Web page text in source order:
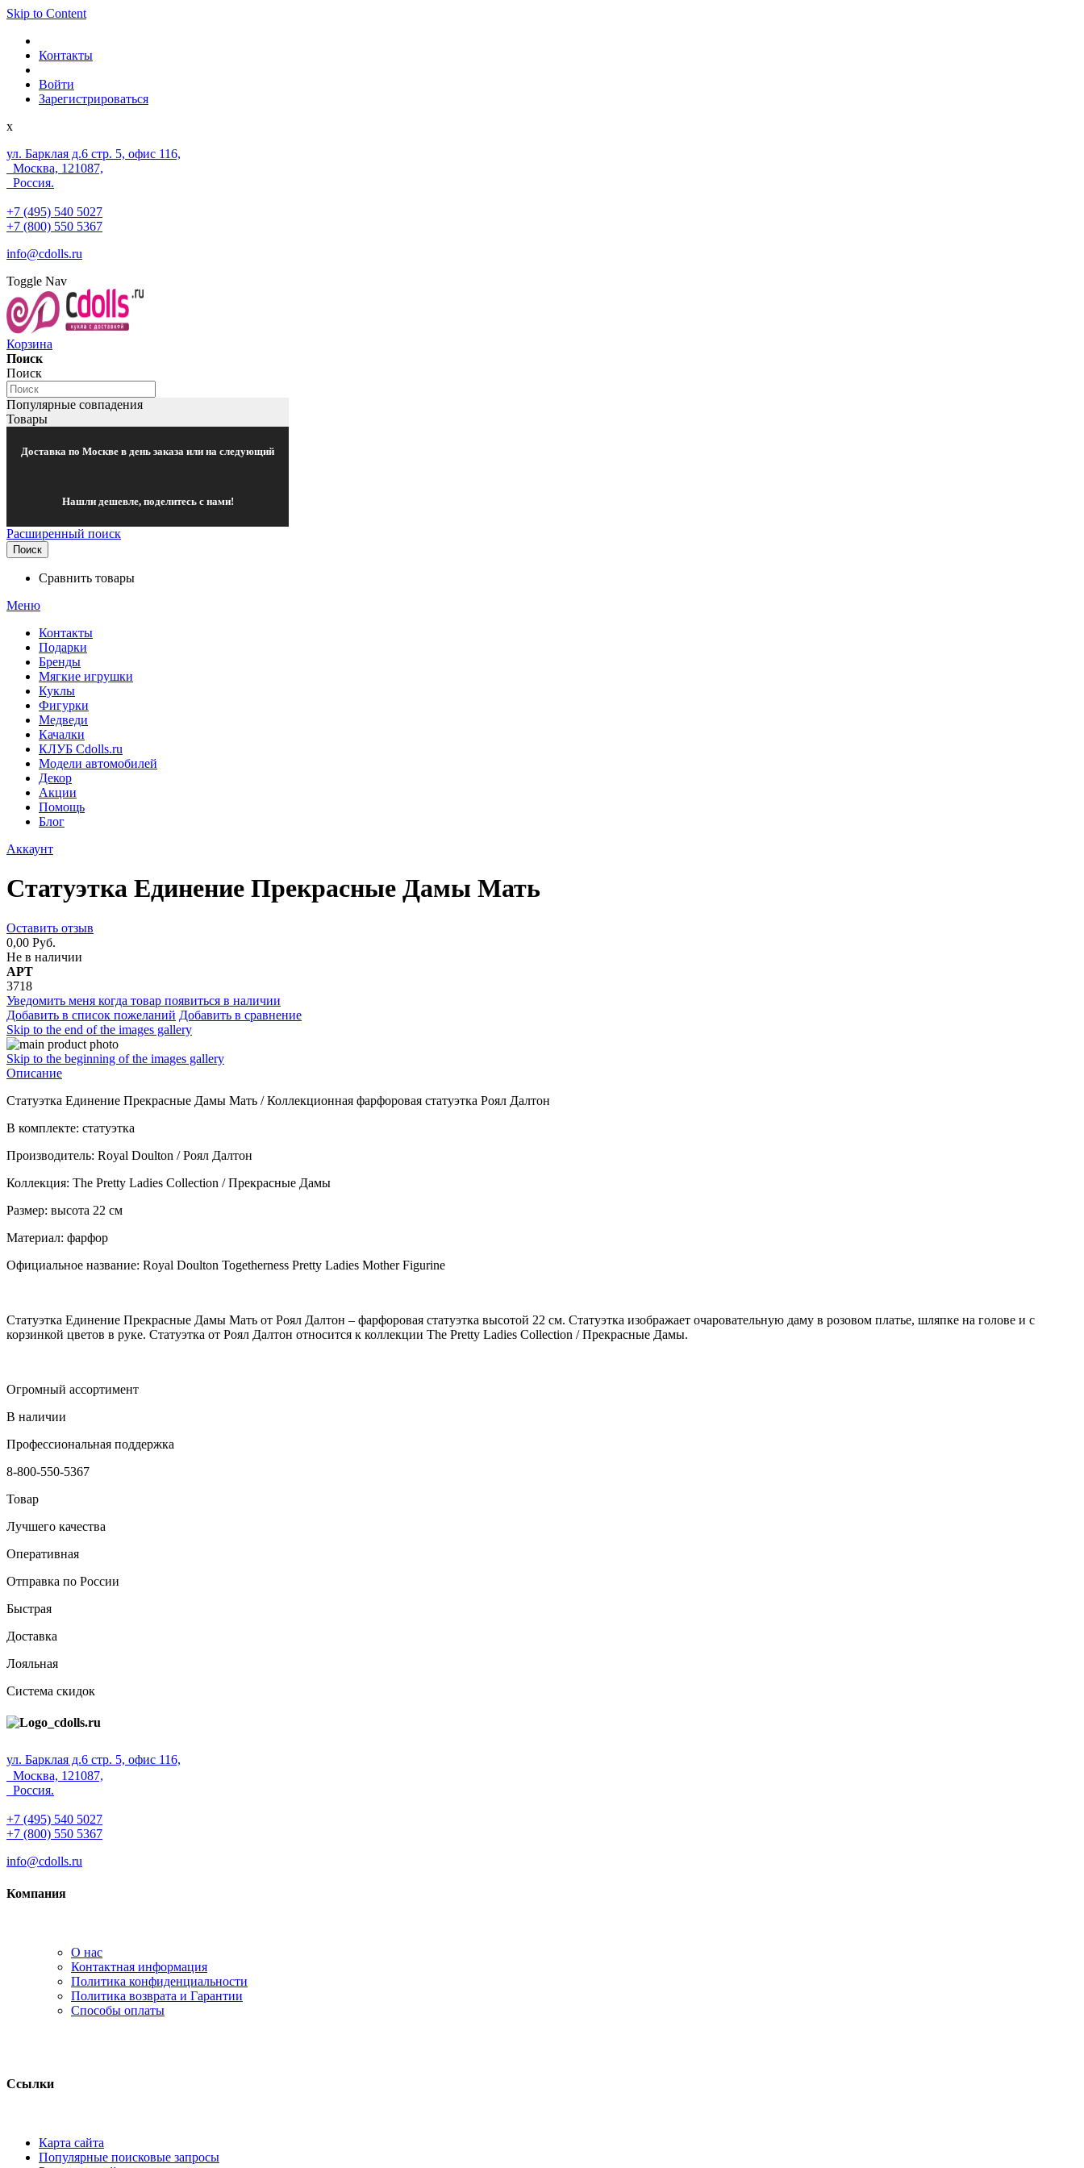
Skip to Content
Контакты
Войти
Зарегистрироваться
x
ул. Барклая д.6 стр. 5, офис 116,
Москва, 121087,
Россия.
+7 (495) 540 5027
+7 (800) 550 5367
info@cdolls.ru
Toggle Nav
Корзина
Поиск
Поиск
Популярные совпадения
Товары
Доставка по Москве в день заказа или на следующий
Нашли дешевле, поделитесь с нами!
Расширенный поиск
Поиск
Сравнить товары
Меню
Контакты
Подарки
Бренды
Мягкие игрушки
Куклы
Фигурки
Медведи
Качалки
КЛУБ Cdolls.ru
Модели автомобилей
Декор
Акции
Помощь
Блог
Аккаунт
Статуэтка Единение Прекрасные Дамы Мать
Оставить отзыв
0,00 Руб.
Не в наличии
АРТ
3718
Уведомить меня когда товар появиться в наличии
Добавить в список пожеланий Добавить в сравнение
Skip to the end of the images gallery
Skip to the beginning of the images gallery
Описание
Статуэтка Единение Прекрасные Дамы Мать / Коллекционная фарфоровая статуэтка Роял Далтон
В комплекте: статуэтка
Производитель: Royal Doulton / Роял Далтон
Коллекция: The Pretty Ladies Collection / Прекрасные Дамы
Размер: высота 22 см
Материал: фарфор
Официальное название: Royal Doulton Togetherness Pretty Ladies Mother Figurine
Статуэтка Единение Прекрасные Дамы Мать от Роял Далтон – фарфоровая статуэтка высотой 22 см. Статуэтка изображает очаровательную даму в розовом платье, шляпке на голове и с
корзинкой цветов в руке. Статуэтка от Роял Далтон относится к коллекции The Pretty Ladies Collection / Прекрасные Дамы.
Огромный ассортимент
В наличии
Профессиональная поддержка
8-800-550-5367
Товар
Лучшего качества
Оперативная
Отправка по России
Быстрая
Доставка
Лояльная
Система скидок
ул. Барклая д.6 стр. 5, офис 116,
Москва, 121087,
Россия.
+7 (495) 540 5027
+7 (800) 550 5367
info@cdolls.ru
Компания
О нас
Контактная информация
Политика конфиденциальности
Политика возврата и Гарантии
Способы оплаты
Ссылки
Карта сайта
Популярные поисковые запросы